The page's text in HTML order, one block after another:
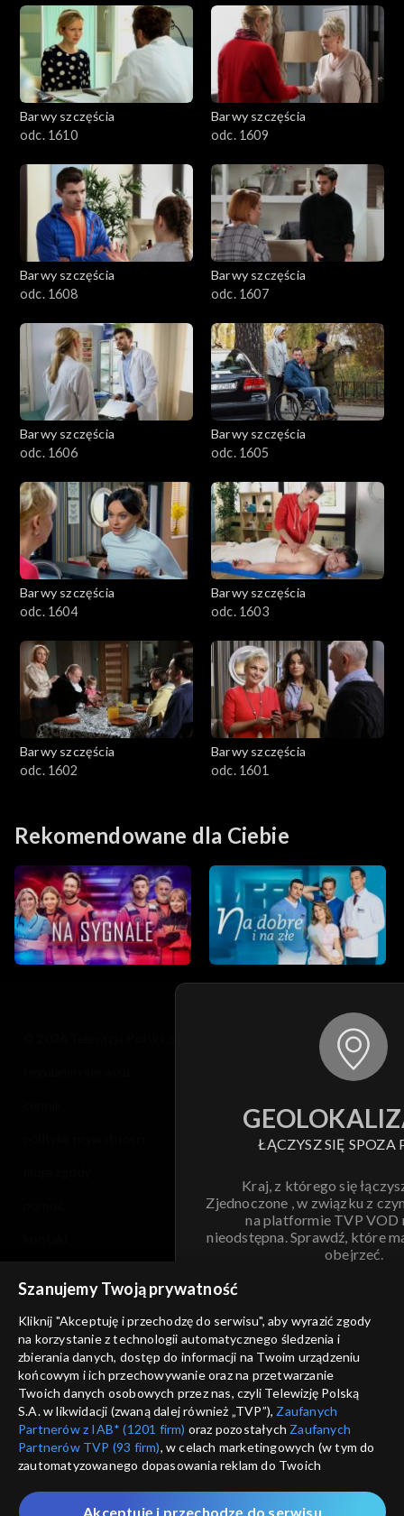
Barwy szczęścia
odc. 1610
Barwy szczęścia
odc. 1609
Barwy szczęścia
odc. 1608
Barwy szczęścia
odc. 1607
Barwy szczęścia
odc. 1606
Barwy szczęścia
odc. 1605
Barwy szczęścia
odc. 1604
Barwy szczęścia
odc. 1603
Barwy szczęścia
odc. 1602
Barwy szczęścia
odc. 1601
Rekomendowane dla Ciebie
ŁĄCZYSZ SIĘ SPOZA
Kraj, z którego się
Zjednoczone , w związku z
na platformie TVP VOD
nieodstępna. Sprawdź, które
obejrzeć.
ANULUJ
informacje o dostawcy usług
Szanujemy Twoją prywatność
Kliknij "Akceptuję i przechodzę do serwisu", aby wyrazić zgody
na korzystanie z technologii automatycznego śledzenia i
zbierania danych, dostęp do informacji na Twoim urządzeniu
końcowym i ich przechowywanie oraz na przetwarzanie
Twoich danych osobowych przez nas, czyli Telewizję Polską
S.A. w likwidacji (zwaną dalej również „TVP”), Zaufanych
Partnerów z IAB* (1201 firm) oraz pozostałych Zaufanych
Partnerów TVP (93 firm), w celach marketingowych (w tym do
zautomatyzowanego dopasowania reklam do Twoich
które wskazujemy poniżej, a także zgody na udostępnianie
Akceptuję i przechodzę do serwisu